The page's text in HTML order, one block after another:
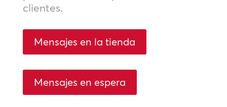
clientes.
Mensajes en la tienda
Mensajes en espera